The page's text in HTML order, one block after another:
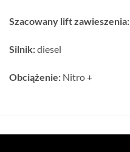
Szacowany lift zawieszenia:
Silnik:diesel
Obciążenie: Nitro +